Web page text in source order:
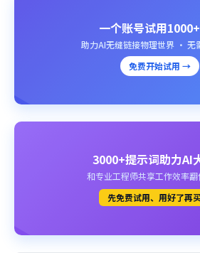
一个账号试用
助力AI无缝链接物理世界 · 无
免费开始试用 →
3000+提示词助力AI
和专业工程师共享工作效率
先免费试用、用好了再